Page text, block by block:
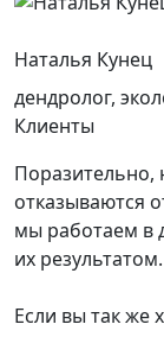
Наталья Кунец
дендролог,
Клиенты
отказываются
мы работаем в
их результатом.
Если вы так же